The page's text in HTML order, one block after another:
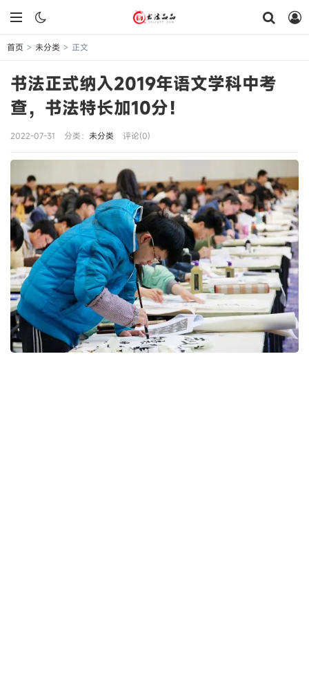
首页 > 未分类 > 正文
书法正式纳入2019年语文学科中考
查，书法特长加10分！
2022-07-31 分类： 未分类 评论(0)